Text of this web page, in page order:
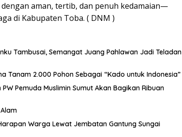
aman, tertib, dan penuh kedamaian—
di Kabupaten Toba. ( DNM )
Tambusai, Semangat Juang Pahlawan Jadi Teladan
Tanam 2.000 Pohon Sebagai “Kado untuk Indonesia”
Pemuda Muslimin Sumut Akan Bagikan Ribuan
Warga Lewat Jembatan Gantung Sungai